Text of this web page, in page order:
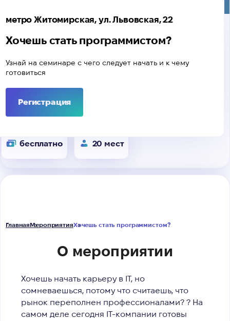
метро Житомирская, ул. Львовская, 22
Хочешь стать программистом?
Узнай на семинаре с чего следует начать и к чему
готовиться
Регистрация
бесплатно 20 мест
ГлавнаяМероприятияХочешь стать программистом?
О мероприятии
Хочешь начать карьеру в IT, но
сомневаешься, потому что считаешь, что
рынок переполнен профессионалами? ? На
самом деле сегодня IT-компании готовы